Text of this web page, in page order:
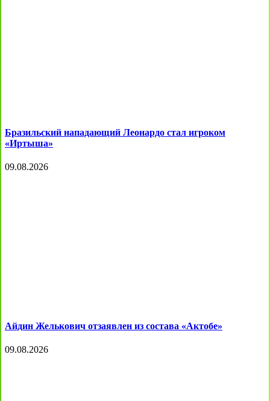
Бразильский нападающий Леонардо стал игроком
«Иртыша»
09.08.2026
Айдин Желькович отзаявлен из состава «Актобе»
09.08.2026